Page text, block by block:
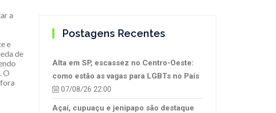
a
e
de
O
Postagens Recentes
Alta em SP, escassez no Centro-Oeste:
como estão as vagas para LGBTs no País
07/08/26 22:00
Açaí, cupuaçu e jenipapo são destaque